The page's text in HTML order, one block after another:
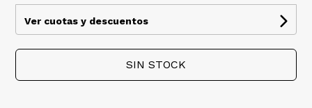
Ver cuotas y descuentos
SIN STOCK